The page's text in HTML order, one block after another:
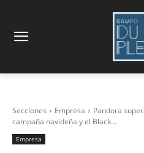
Secciones Empresa
Pandora
campaña navideña y el Black...
Empresa